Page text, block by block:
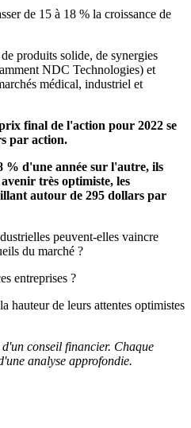
de 15 à 18 % la croissance de
produits solide, de synergies
NDC Technologies) et
médical, industriel et
final de l'action pour 2022 se
par action.
% d'une année sur l'autre, ils
très optimiste, les
autour de 295 dollars par
peuvent-elles vaincre
du marché ?
entreprises ?
hauteur de leurs attentes optimistes
conseil financier. Chaque
analyse approfondie.